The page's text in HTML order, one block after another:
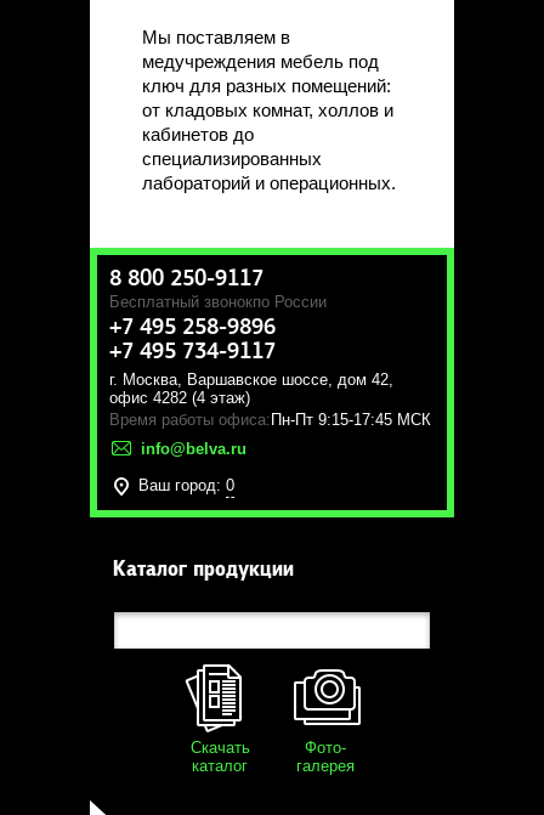
Мы поставляем в
медучреждения мебель под
ключ для разных помещений:
от кладовых комнат, холлов и
кабинетов до
специализированных
лабораторий и операционных.
8 800 250-9117
Бесплатный звонокпо России
+7 495 258-9896
+7 495 734-9117
г. Москва, Варшавское шоссе, дом 42,
офис 4282 (4 этаж)
Время работы офиса: Пн-Пт 9:15-17:45 МСК
info@belva.ru
Ваш город: 0
Каталог продукции
Скачать
каталог
Фото-
галерея